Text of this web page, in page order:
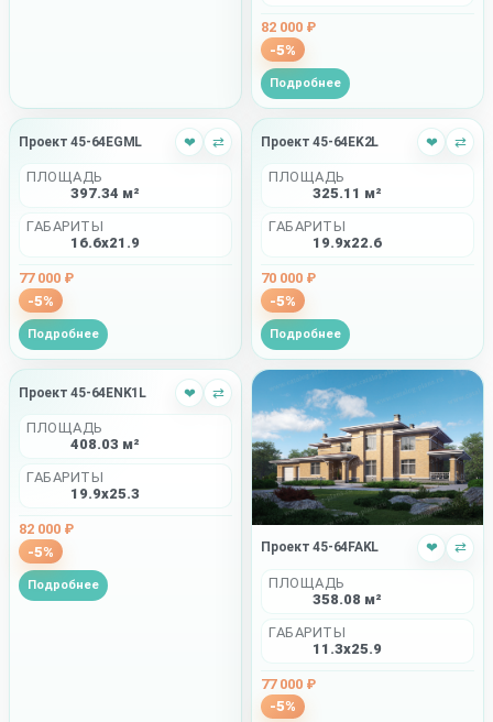
82 000 ₽
-5%
Подробнее
Проект 45-64EGML ❤ ⇄
ПЛОЩАДЬ
397.34 м²
ГАБАРИТЫ
16.6x21.9
77 000 ₽
-5%
Подробнее
Проект 45-64EK2L ❤ ⇄
ПЛОЩАДЬ
325.11 м²
ГАБАРИТЫ
19.9x22.6
70 000 ₽
-5%
Подробнее
Проект 45-64ENK1L ❤ ⇄
ПЛОЩАДЬ
408.03 м²
ГАБАРИТЫ
19.9x25.3
82 000 ₽
-5%
Подробнее
Проект 45-64FAKL ❤ ⇄
ПЛОЩАДЬ
358.08 м²
ГАБАРИТЫ
11.3x25.9
77 000 ₽
-5%